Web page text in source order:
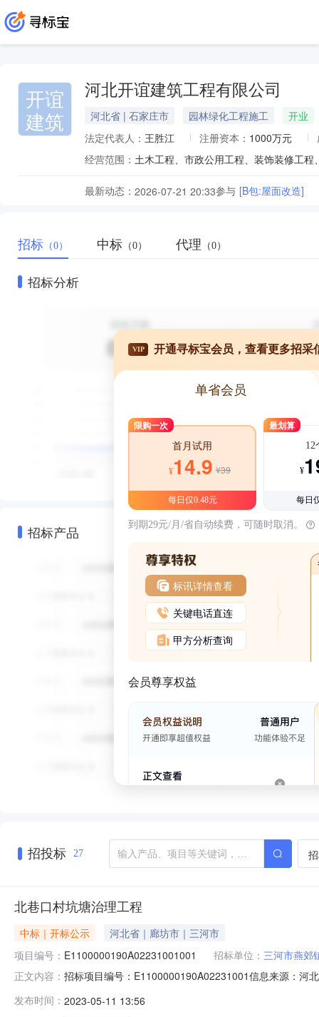
开谊
建筑
河北开谊建筑工程有限公司
河北省 | 石家庄市 园林绿化工程施工
开业
法定代表人： 王胜江 注册资本： 1000万元
经营范围：
最新动态： 2026-07-21 20:33参与 [B包:屋面改造]
招标 （0） 中标 （0） 代理 （0）
招标分析
招标产品
VIP 开通寻标宝会员，查看更多招采
单省会员
限购一次
首月试用
¥14.9 ¥39
每日仅0.48元
最划算
12
¥
每日
到期29元/月/省自动续费，可随时取消。
标讯详情查看
关键电话直连
甲方分析查询
会员尊享权益
招投标 27
北巷口村坑塘治理工程
中标｜开标公示
河北省｜廊坊市｜三河市
项目编号： E1100000190A02231001001 招标单位： 三河市燕郊
正文内容： 招标项目编号：E1100000190A02231001信息来源：河
2020-12-1514:00:00开标室：第三开标室序号投标单位
发布时间： 2023-05-11 13:56